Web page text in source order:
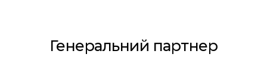
Генеральний партнер